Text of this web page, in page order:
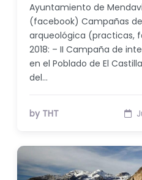
Ayuntamiento de
(facebook) Campañas
arqueológica (practicas,
2018: – II Campaña de
en el Poblado de El
del…
by THT